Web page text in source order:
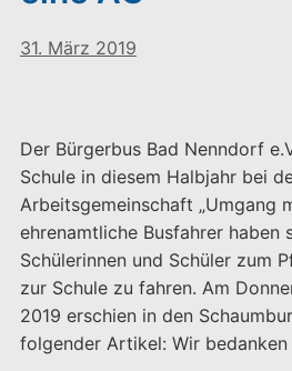
31. März 2019
Der Bürgerbus Bad Nenndorf
Schule in diesem Halbjahr bei
Arbeitsgemeinschaft „Umgang
ehrenamtliche Busfahrer
Schülerinnen und Schüler zum
zur Schule zu fahren. Am
2019 erschien in den
folgender Artikel: Wir